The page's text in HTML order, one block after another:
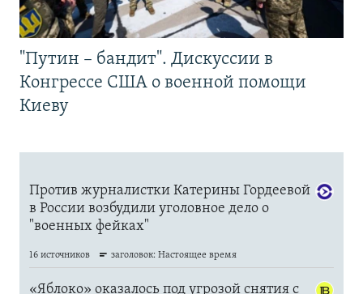
"Путин – бандит". Дискуссии в
Конгрессе США о военной помощи
Киеву